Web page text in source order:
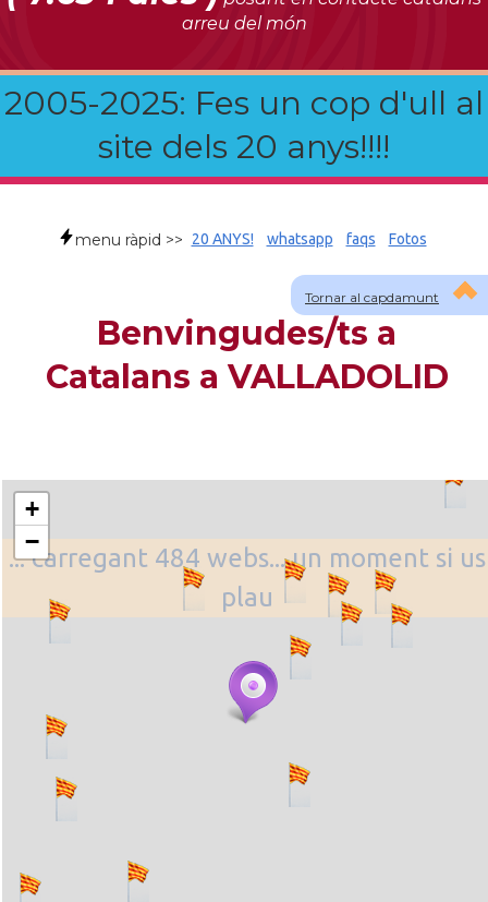
arreu del món
2005-2025: Fes un cop d'ull al
site dels 20 anys!!!!
Tornar al capdamunt
menu ràpid >> 20 ANYS! whatsapp faqs Fotos
Benvingudes/ts a
Catalans a VALLADOLID
... carregant 484 webs... un moment si us
plau
+
−